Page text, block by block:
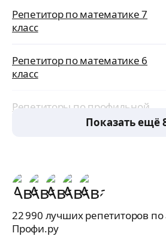
Репетитор по математике 7
класс
Репетитор по математике 6
класс
Репетиторы по профильной
Показать ещё
22 990 лучших репетиторов по
Профи.ру